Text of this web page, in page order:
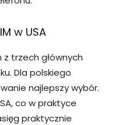
w USA
z trzech głównych
Dla polskiego
najlepszy wybór.
co w praktyce
praktycznie